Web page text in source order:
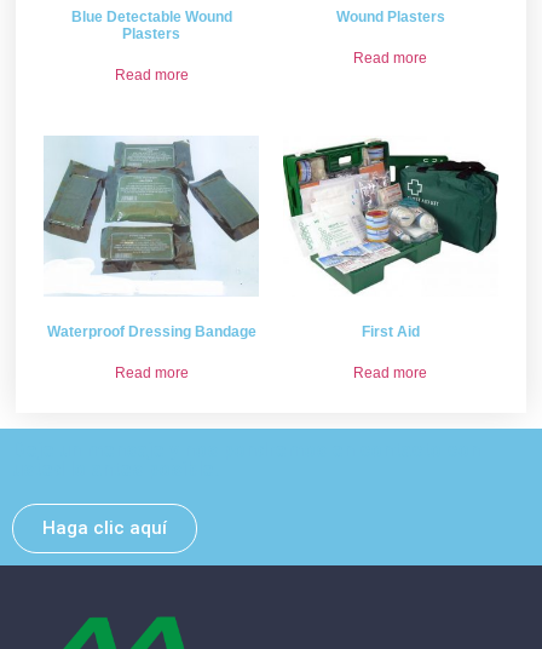
Blue Detectable Wound
Plasters
Read more
Wound Plasters
Read more
Waterproof Dressing Bandage
Read more
First Aid
Read more
Haga clic aquí